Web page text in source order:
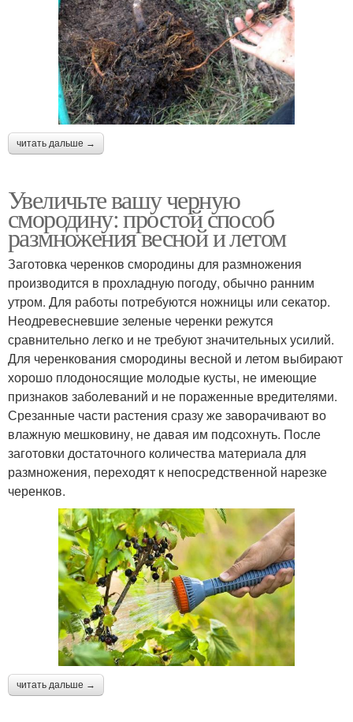
читать дальше →
Увеличьте вашу черную
смородину: простой способ
размножения весной и летом
Заготовка черенков смородины для размножения
производится в прохладную погоду, обычно ранним
утром. Для работы потребуются ножницы или секатор.
Неодревесневшие зеленые черенки режутся
сравнительно легко и не требуют значительных усилий.
Для черенкования смородины весной и летом выбирают
хорошо плодоносящие молодые кусты, не имеющие
признаков заболеваний и не пораженные вредителями.
Срезанные части растения сразу же заворачивают во
влажную мешковину, не давая им подсохнуть. После
заготовки достаточного количества материала для
размножения, переходят к непосредственной нарезке
черенков.
читать дальше →